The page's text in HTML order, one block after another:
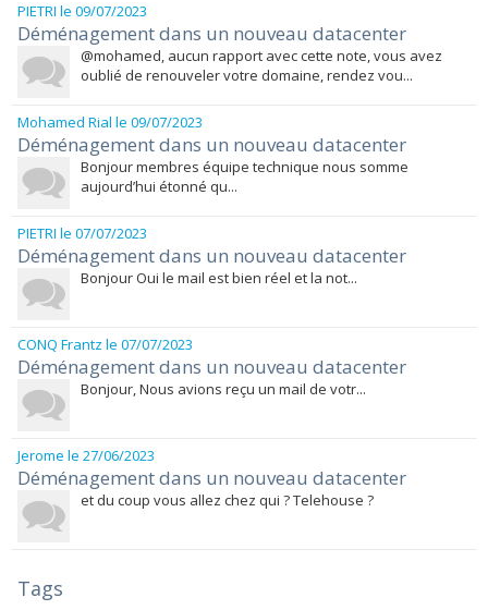
PIETRI le 09/07/2023
Déménagement dans un nouveau datacenter
@mohamed, aucun rapport avec cette note, vous avez
oublié de renouveler votre domaine, rendez vou...
Mohamed Rial le 09/07/2023
Déménagement dans un nouveau datacenter
Bonjour membres équipe technique nous somme
aujourd’hui étonné qu...
PIETRI le 07/07/2023
Déménagement dans un nouveau datacenter
Bonjour Oui le mail est bien réel et la not...
CONQ Frantz le 07/07/2023
Déménagement dans un nouveau datacenter
Bonjour, Nous avions reçu un mail de votr...
Jerome le 27/06/2023
Déménagement dans un nouveau datacenter
et du coup vous allez chez qui ? Telehouse ?
Tags